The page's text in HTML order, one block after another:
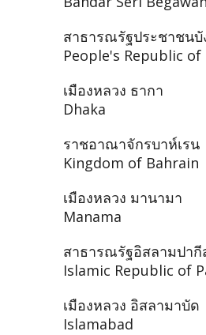
สาธารณรัฐประชาชนบั
People's Republic of
เมืองหลวง ธากา
Dhaka
ราชอาณาจักรบาห์เรน
Kingdom of Bahrain
เมืองหลวง มานามา
Manama
สาธารณรัฐอิสลามปา
Islamic Republic of
เมืองหลวง อิสลามาบัด
Islamabad